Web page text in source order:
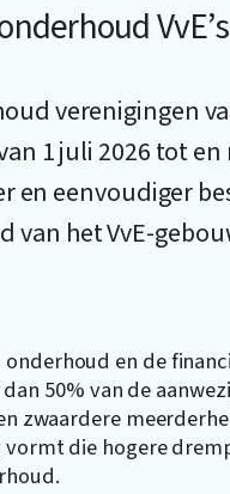
verenigingen
1 juli 2026 tot en
en eenvoudiger
het VvE-
en de
50% van de
zwaardere
die hogere